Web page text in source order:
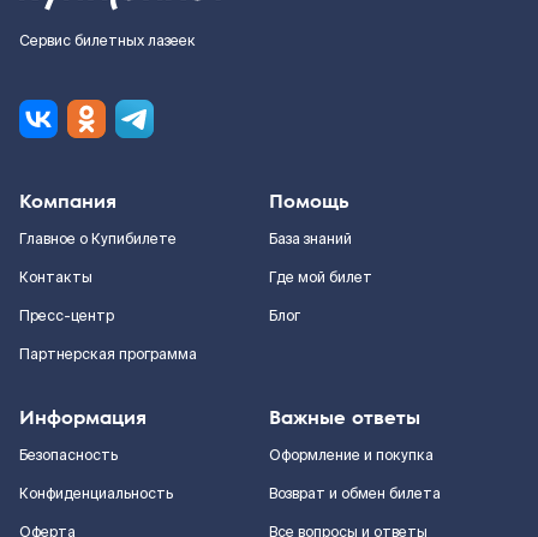
Сервис билетных лазеек
Компания
Главное о Купибилете
Контакты
Пресс-центр
Партнерская программа
Помощь
База знаний
Где мой билет
Блог
Информация
Безопасность
Конфиденциальность
Оферта
Важные ответы
Оформление и покупка
Возврат и обмен билета
Все вопросы и ответы